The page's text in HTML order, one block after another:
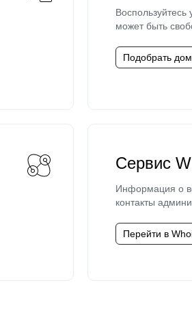
может быть
Подобрать
Сервис
Информация о
контакты
Перейти в